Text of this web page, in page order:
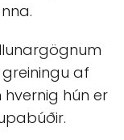
af
hvernig hún er